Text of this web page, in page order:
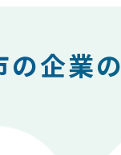
企業